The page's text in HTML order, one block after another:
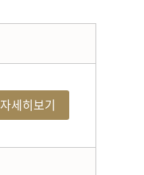
자세히보기